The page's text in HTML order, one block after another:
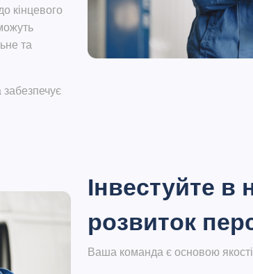
кінцевого
та
Інвестуйте в
розвиток
Ваша команда є основою